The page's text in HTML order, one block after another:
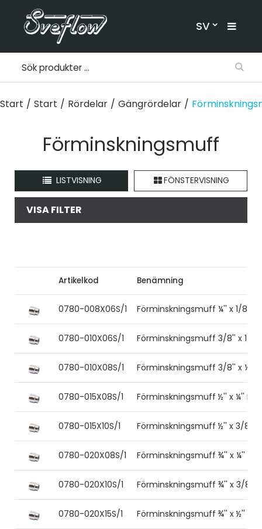
SV
Start / Start / Rördelar / Gängrördelar /
Förminskningsmuff
LISTVISNING FÖNSTERVISNING
VISA FILTER
Artikelkod Benämning
0780-008X06S/1 Förminskningsmuff ¼'' x 1/8''
0780-010X06S/1 Förminskningsmuff 3/8'' x 1/8''
0780-010X08S/1 Förminskningsmuff 3/8'' x ¼''
0780-015X08S/1 Förminskningsmuff ½'' x ¼''
0780-015X10S/1 Förminskningsmuff ½'' x 3/8''
0780-020X08S/1 Förminskningsmuff ¾'' x ¼''
0780-020X10S/1 Förminskningsmuff ¾'' x 3/8''
0780-020X15S/1 Förminskningsmuff ¾'' x ½''